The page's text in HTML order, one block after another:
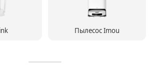
Пылесос Imou